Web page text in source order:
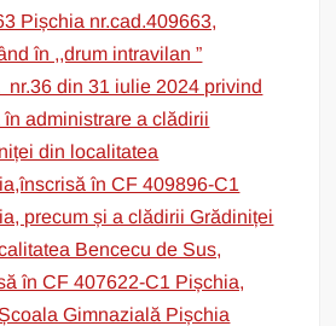
Pișchia nr.cad.409663,
în ,,drum intravilan ”
nr.36 din 31 iulie 2024 privind
în administrare a clădirii
din localitatea
în CF 409896-C1
precum și a clădirii Grădiniței
Bencecu de Sus,
în CF 407622-C1 Pișchia,
Gimnazială Pișchia